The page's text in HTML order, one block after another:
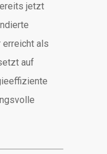
jetzt
erreicht als
auf